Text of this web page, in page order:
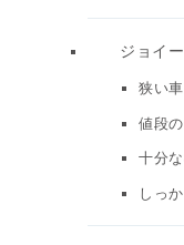
ジョイ
狭い
値段
十分
しっ